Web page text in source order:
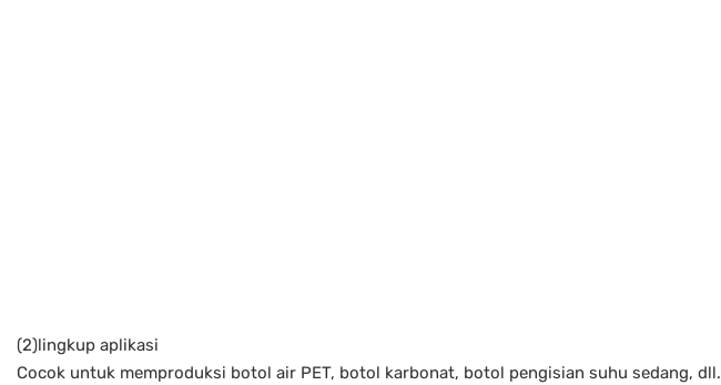
(2)lingkup aplikasi
Cocok untuk memproduksi botol air PET, botol karbonat, botol pengisian suhu sedang, dll.